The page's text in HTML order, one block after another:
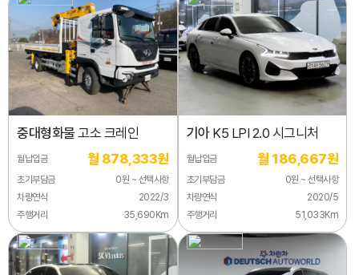
중대형화물 고소 크레인
월납입금 월 878,333원
초기부담금
0원 ~ 선택사항
차량연식
2022/3
주행거리
35,690Km
기아K5 LPI 2.0 시그니처
월납입금 월 186,667원
초기부담금
0원 ~ 선택사항
차량연식
2020/5
주행거리
51,033Km